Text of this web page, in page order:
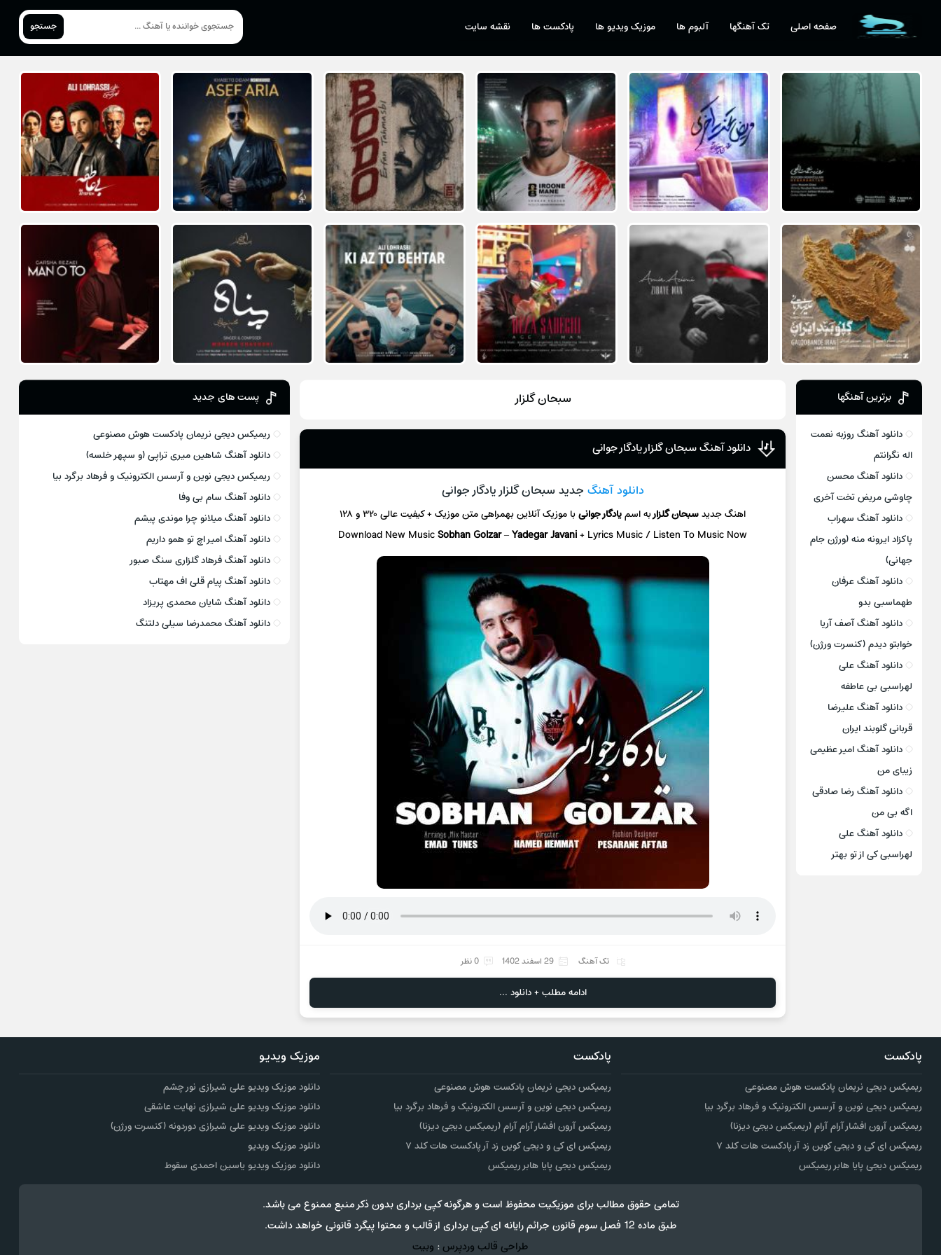
صفحه اصلی تک آهنگها آلبوم ها موزیک ویدیو ها پادکست ها نقشه سایت جستجو
سبحان گلزار
دانلود آهنگ سبحان گلزار یادگار جوانی
دانلود آهنگ جدید سبحان گلزار یادگار جوانی
اهنگ جدیدسبحان گلزاربه اسمیادگار جوانیبا موزیک آنلاینبهمراهی متن موزیک + کیفیت عالی ۳۲۰ و ۱۲۸
Download New MusicSobhan Golzar–Yadegar Javani+ Lyrics Music / Listen To Music Now
تک آهنگ 29 اسفند 1402 0 نظر
ادامه مطلب + دانلود ...
برترین آهنگها
دانلود آهنگ روزبه نعمت
اله نگرانتم
دانلود آهنگ محسن
چاوشی مریض تخت آخری
دانلود آهنگ سهراب
پاکزاد ایرونه منه (ورژن جام
جهانی)
دانلود آهنگ عرفان
طهماسبی بدو
دانلود آهنگ آصف آریا
خوابتو دیدم (کنسرت ورژن)
دانلود آهنگ علی
لهراسبی بی عاطفه
دانلود آهنگ علیرضا
قربانی گلوبند ایران
دانلود آهنگ امیر عظیمی
زیبای من
دانلود آهنگ رضا صادقی
اگه بی من
دانلود آهنگ علی
لهراسبی کی از تو ‌بهتر
پست های جدید
ریمیکس دیجی نریمان پادکست هوش مصنوعی
دانلود آهنگ شاهین میری تراپی (و سپهر خلسه)
ریمیکس دیجی نوین و آرسس الکترونیک و فرهاد برگرد بیا
دانلود آهنگ سام بی وفا
دانلود آهنگ میلانو چرا موندی پیشم
دانلود آهنگ امیر اچ تو همو داریم
دانلود آهنگ فرهاد گلزاری سنگ صبور
دانلود آهنگ پیام قلی اف مهتاب
دانلود آهنگ شایان محمدی پریزاد
دانلود آهنگ محمدرضا سیلی دلتنگ
پادکست
ریمیکس دیجی نریمان پادکست هوش مصنوعی
ریمیکس دیجی نوین و آرسس الکترونیک و فرهاد برگرد بیا
ریمیکس آرون افشار آرام آرام (ریمیکس دیجی دیزنا)
ریمیکس ای کی و دیجی کوین زد آر پادکست هات کلد ۷
ریمیکس دیجی پایا هابر ریمیکس
پادکست
ریمیکس دیجی نریمان پادکست هوش مصنوعی
ریمیکس دیجی نوین و آرسس الکترونیک و فرهاد برگرد بیا
ریمیکس آرون افشار آرام آرام (ریمیکس دیجی دیزنا)
ریمیکس ای کی و دیجی کوین زد آر پادکست هات کلد ۷
ریمیکس دیجی پایا هابر ریمیکس
موزیک ویدیو
دانلود موزیک ویدیو علی شیرازی نور چشم
دانلود موزیک ویدیو علی شیرازی نهایت عاشقی
دانلود موزیک ویدیو علی شیرازی دوردونه (کنسرت ورژن)
دانلود موزیک ویدیو
دانلود موزیک ویدیو یاسین احمدی سقوط
تمامی حقوق مطالب برای موزیکیت محفوظ است و هرگونه کپی برداری بدون ذکر منبع ممنوع می باشد.
طبق ماده 12 فصل سوم قانون جرائم رایانه ای کپی برداری از قالب و محتوا پیگرد قانونی خواهد داشت.
طراحی قالب وردپرس: وبیت